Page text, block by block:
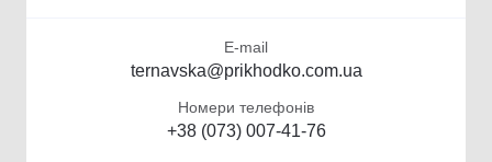
E-mail
ternavska@prikhodko.com.ua
Номери телефонів
+38 (073) 007-41-76